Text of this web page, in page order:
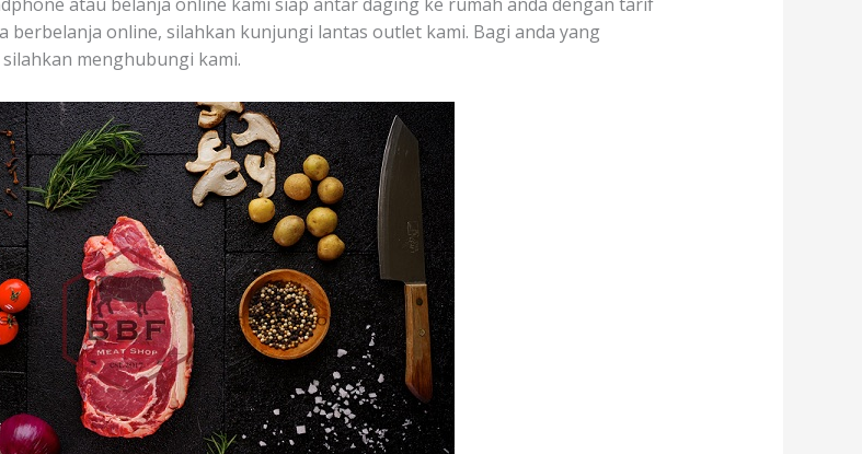
berbelanja online, silahkan kunjungi lantas outlet kami. Bagi anda yang
menghubungi kami.